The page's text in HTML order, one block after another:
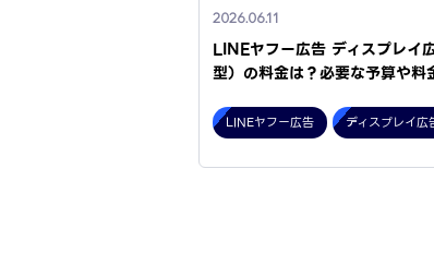
2026.06.11
LINEヤフー広告 ディスプレイ
型）の料金は？必要な予算や
LINEヤフー広告 ディスプレイ広